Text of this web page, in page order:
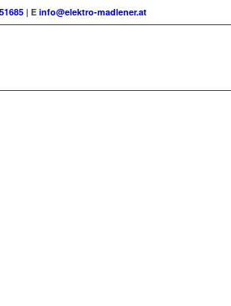
| E info@elektro-madlener.at